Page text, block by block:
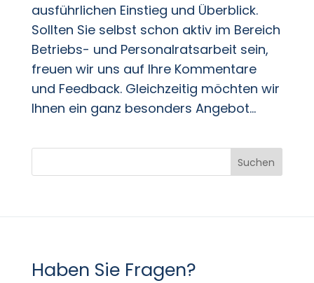
ausführlichen Einstieg und Überblick.
Sollten Sie selbst schon aktiv im Bereich
Betriebs- und Personalratsarbeit sein,
freuen wir uns auf Ihre Kommentare
und Feedback. Gleichzeitig möchten wir
Ihnen ein ganz besonders Angebot...
Suchen
Haben Sie Fragen?